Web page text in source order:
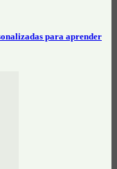
para aprender